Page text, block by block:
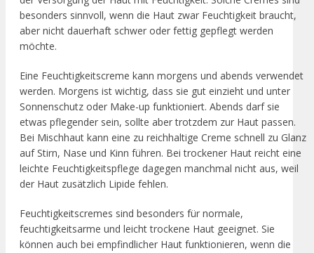
besonders sinnvoll, wenn die Haut zwar Feuchtigkeit braucht,
aber nicht dauerhaft schwer oder fettig gepflegt werden
möchte.
Eine Feuchtigkeitscreme kann morgens und abends verwendet
werden. Morgens ist wichtig, dass sie gut einzieht und unter
Sonnenschutz oder Make-up funktioniert. Abends darf sie
etwas pflegender sein, sollte aber trotzdem zur Haut passen.
Bei Mischhaut kann eine zu reichhaltige Creme schnell zu Glanz
auf Stirn, Nase und Kinn führen. Bei trockener Haut reicht eine
leichte Feuchtigkeitspflege dagegen manchmal nicht aus, weil
der Haut zusätzlich Lipide fehlen.
Feuchtigkeitscremes sind besonders für normale,
feuchtigkeitsarme und leicht trockene Haut geeignet. Sie
können auch bei empfindlicher Haut funktionieren, wenn die